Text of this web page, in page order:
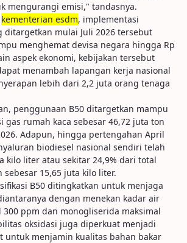
mengurangi emisi," tandasnya.
kementerian esdm, implementasi
ditargetkan mulai Juli 2026 tersebut
menghemat devisa negara hingga Rp
aspek ekonomi, kebijakan tersebut
menambah lapangan kerja nasional
lebih dari 2,2 juta orang tenaga
penggunaan B50 ditargetkan mampu
gas rumah kaca sebesar 46,72 juta ton
Adapun, hingga pertengahan April
biodiesel nasional sendiri telah
kilo liter atau sekitar 24,9% dari total
sebesar 15,65 juta kilo liter.
B50 ditingkatkan untuk menjaga
dengan menekan kadar air
300 ppm dan monogliserida maksimal
oksidasi juga diperkuat menjadi
untuk menjamin kualitas bahan bakar